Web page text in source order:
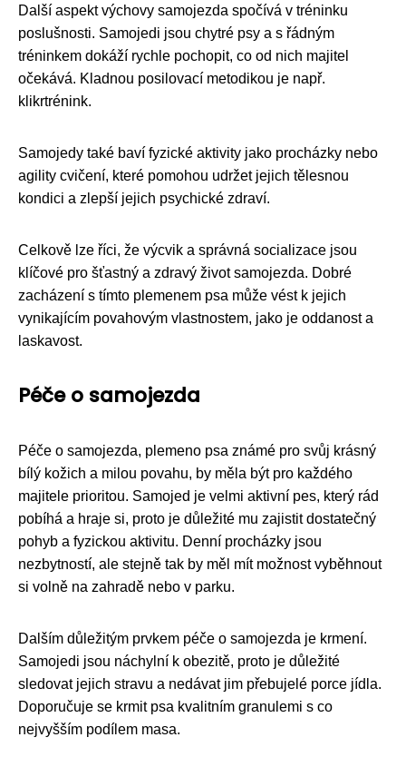
Další aspekt výchovy samojezda spočívá v tréninku
poslušnosti. Samojedi jsou chytré psy a s řádným
tréninkem dokáží rychle pochopit, co od nich majitel
očekává. Kladnou posilovací metodikou je např.
klikrtrénink.
Samojedy také baví fyzické aktivity jako procházky nebo
agility cvičení, které pomohou udržet jejich tělesnou
kondici a zlepší jejich psychické zdraví.
Celkově lze říci, že výcvik a správná socializace jsou
klíčové pro šťastný a zdravý život samojezda. Dobré
zacházení s tímto plemenem psa může vést k jejich
vynikajícím povahovým vlastnostem, jako je oddanost a
laskavost.
Péče o samojezda
Péče o samojezda, plemeno psa známé pro svůj krásný
bílý kožich a milou povahu, by měla být pro každého
majitele prioritou. Samojed je velmi aktivní pes, který rád
pobíhá a hraje si, proto je důležité mu zajistit dostatečný
pohyb a fyzickou aktivitu. Denní procházky jsou
nezbytností, ale stejně tak by měl mít možnost vyběhnout
si volně na zahradě nebo v parku.
Dalším důležitým prvkem péče o samojezda je krmení.
Samojedi jsou náchylní k obezitě, proto je důležité
sledovat jejich stravu a nedávat jim přebujelé porce jídla.
Doporučuje se krmit psa kvalitním granulemi s co
nejvyšším podílem masa.